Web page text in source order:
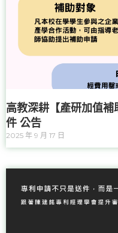
高教深耕【產研加值
件 公告
2025 年 9 月 17 日